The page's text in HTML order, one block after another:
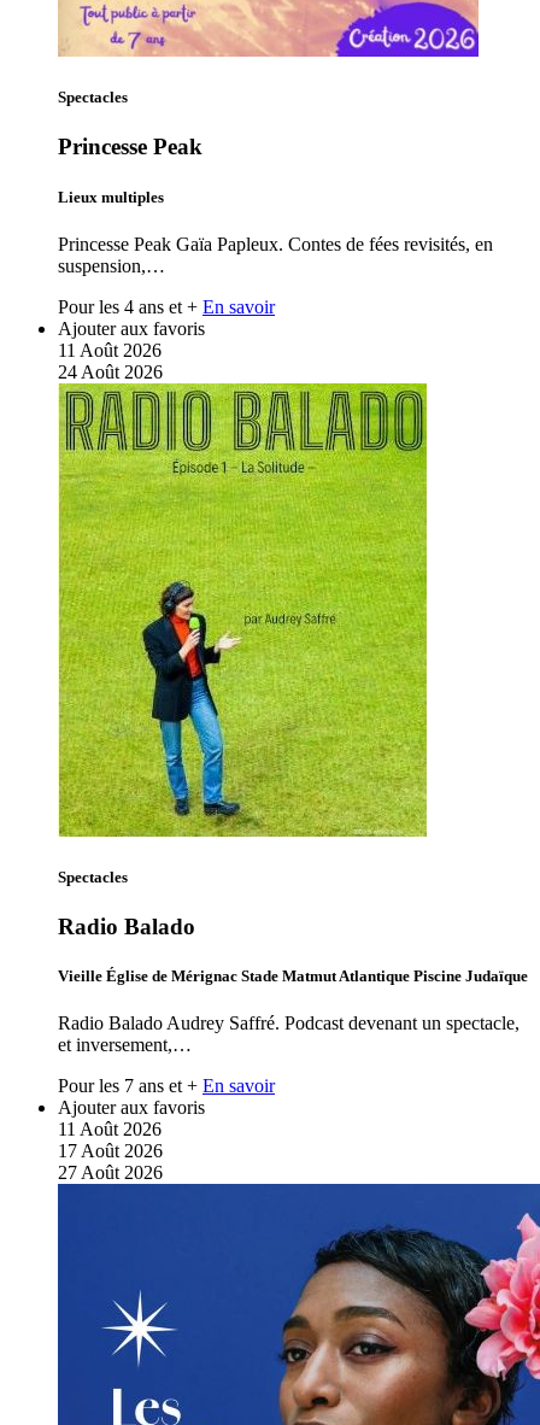
Spectacles
Princesse Peak
Lieux multiples
Princesse Peak Gaïa Papleux. Contes de fées revisités, en
suspension,…
Pour les 4 ans et + En savoir
Ajouter aux favoris
11 Août 2026
24 Août 2026
Spectacles
Radio Balado
Vieille Église de Mérignac Stade Matmut Atlantique Piscine Judaïque
Radio Balado Audrey Saffré. Podcast devenant un spectacle,
et inversement,…
Pour les 7 ans et + En savoir
Ajouter aux favoris
11 Août 2026
17Août 2026
27Août 2026